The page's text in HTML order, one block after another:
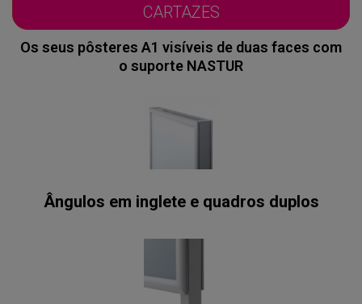
CARTAZES
Os seus pôsteres A1 visíveis de duas faces com
o suporte NASTUR
Ângulos em inglete e quadros duplos